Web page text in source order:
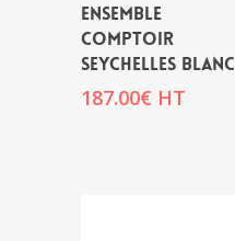
ENSEMBLE
COMPTOIR
SEYCHELLES BLANC
187.00€ HT